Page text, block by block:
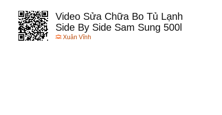
Video Sửa Chữa Bo Tủ Lạnh
Side By Side Sam Sung 500l
Xuân Vĩnh